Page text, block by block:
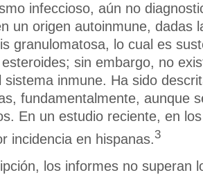
infeccioso, aún no
un origen autoinmune, dadas
granulomatosa, lo cual es
sin embargo, no
sistema inmune. Ha sido
fundamentalmente, aunque
En un estudio reciente, en
incidencia en hispanas.3
los informes no superan